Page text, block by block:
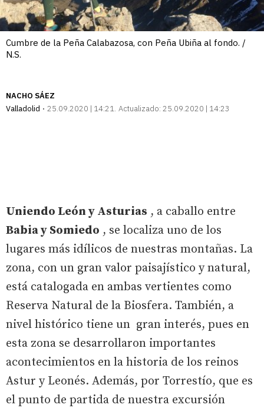
Cumbre de la Peña Calabazosa, con Peña Ubiña al fondo. /
N.S.
NACHO SÁEZ
Valladolid
25.09.2020 | 14:21 Actualizado: 25.09.2020 | 14:23
Uniendo León y Asturias , a caballo entre
Babia y Somiedo , se localiza uno de los
lugares más idílicos de nuestras montañas. La
zona, con un gran valor paisajístico y natural,
está catalogada en ambas vertientes como
Reserva Natural de la Biosfera. También, a
nivel histórico tiene un gran interés, pues en
esta zona se desarrollaron importantes
acontecimientos en la historia de los reinos
Astur y Leonés. Además, por Torrestío, que es
el punto de partida de nuestra excursión